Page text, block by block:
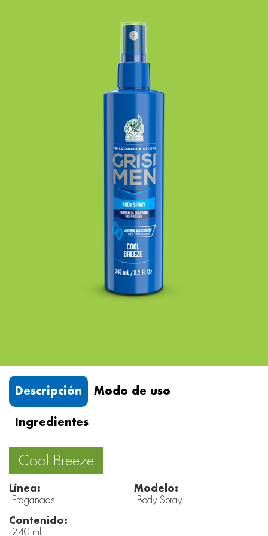
Descripción Modo de uso
Ingredientes
Cool Breeze
Línea:
Fragancias
Modelo:
Body Spray
Contenido:
240 ml